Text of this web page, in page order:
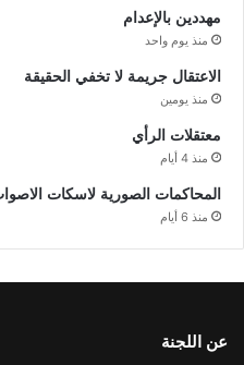
مهددين بالإعدام
منذ يوم واحد
الاعتقال جريمة لا تخفي الحقيقة
منذ يومين
معتقلات الرأي
منذ 4 أيام
المحاكمات الصورية لاسكات
منذ 6 أيام
عن اللجنة